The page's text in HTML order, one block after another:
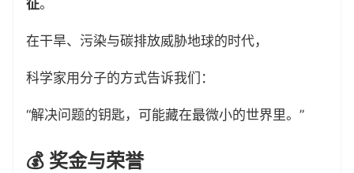
征。
在干旱、污染与碳排放威胁地球的时代，
科学家用分子的方式告诉我们：
“解决问题的钥匙，可能藏在最微小的世界里。”
💰 奖金与荣誉